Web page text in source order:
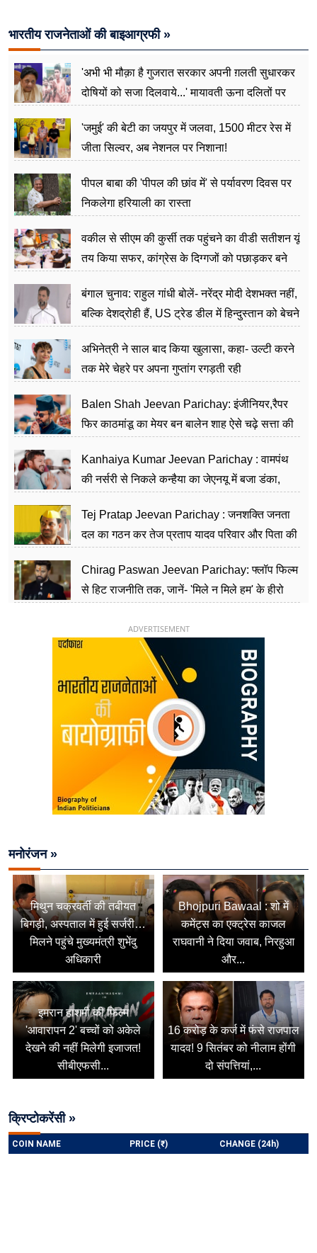
भारतीय राजनेताओं की बाइआग्रफी »
'अभी भी मौक़ा है गुजरात सरकार अपनी ग़लती सुधारकर
दोषियों को सजा दिलवाये...' मायावती ऊना दलितों पर
'जमुई' की बेटी का जयपुर में जलवा, 1500 मीटर रेस में
जीता सिल्वर, अब नेशनल पर निशाना!
पीपल बाबा की 'पीपल की छांव में' से पर्यावरण दिवस पर
निकलेगा हरियाली का रास्ता
वकील से सीएम की कुर्सी तक पहुंचने का वीडी सतीशन यूं
तय किया सफर, कांग्रेस के दिग्गजों को पछाड़कर बने
बंगाल चुनाव: राहुल गांधी बोलें- नरेंद्र मोदी देशभक्त नहीं,
बल्कि देशद्रोही हैं, US ट्रेड डील में हिन्दुस्तान को बेचने
अभिनेत्री ने साल बाद किया खुलासा, कहा- उल्टी करने
तक मेरे चेहरे पर अपना गुप्तांग रगड़ती रही
Balen Shah Jeevan Parichay: इंजीनियर,रैपर
फिर काठमांडू का मेयर बन बालेन शाह ऐसे चढ़े सत्ता की
Kanhaiya Kumar Jeevan Parichay : वामपंथ
की नर्सरी से निकले कन्हैया का जेएनयू में बजा डंका,
Tej Pratap Jeevan Parichay : जनशक्ति जनता
दल का गठन कर तेज प्रताप यादव परिवार और पिता की
Chirag Paswan Jeevan Parichay: फ्लॉप फिल्म
से हिट राजनीति तक, जानें- 'मिले न मिले हम' के हीरो
ADVERTISEMENT
मनोरंजन »
मिथुन चक्रवर्ती की तबीयत
बिगड़ी, अस्पताल में हुई सर्जरी…
मिलने पहुंचे मुख्यमंत्री शुभेंदु
अधिकारी
Bhojpuri Bawaal : शो में
कमेंट्स का एक्ट्रेस काजल
राघवानी ने दिया जवाब, निरहुआ
और...
इमरान हाशमी की फिल्म
'आवारापन 2' बच्चों को अकेले
देखने की नहीं मिलेगी इजाजत!
सीबीएफसी...
16 करोड़ के कर्ज में फंसे राजपाल
यादव! 9 सितंबर को नीलाम होंगी
दो संपत्तियां,...
क्रिप्टोकरेंसी »